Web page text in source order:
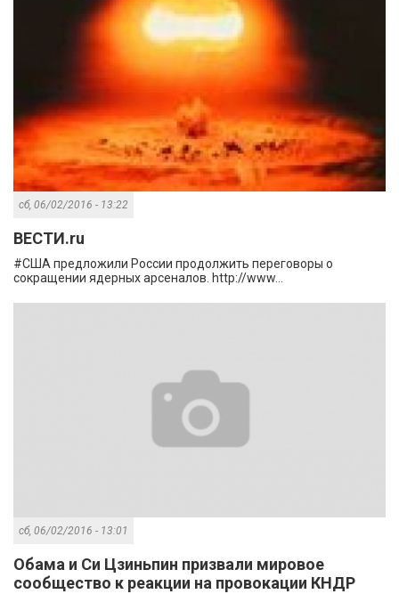
сб, 06/02/2016 - 13:22
ВЕСТИ.ru
#США предложили России продолжить переговоры о
сокращении ядерных арсеналов. http://www...
сб, 06/02/2016 - 13:01
Обама и Си Цзиньпин призвали мировое
сообщество к реакции на провокации КНДР